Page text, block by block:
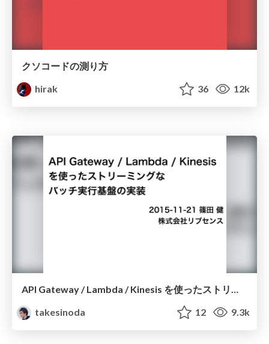
クソコードの測り方
hirak
36 12k
API Gateway / Lambda / Kinesis を使ったストリーミングなバッチ実行基盤の実装
takesinoda
12 9.3k